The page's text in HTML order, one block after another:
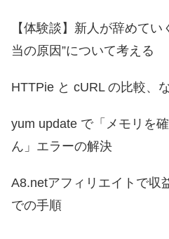
【体験談】新人が辞めてい
当の原因”について考える
HTTPie と cURL の比較、
yum update で「メモリを
ん」エラーの解決
A8.netアフィリエイトで収
での手順